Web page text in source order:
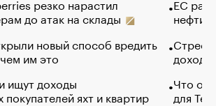
резко нарастил
до атак на склады
новый способ вредить
им это
ищут доходы
яхт и квартир
ЕС
нефти
Что
для